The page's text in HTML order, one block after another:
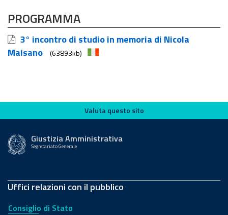
PROGRAMMA
3° incontro di studio in memoria di Nicola
Maisano
(63893kb)
Valuta questo sito
Valuta questo sito
Giustizia Amministrativa
Segretariato Generale
Uffici relazioni con il pubblico
Consiglio di Stato